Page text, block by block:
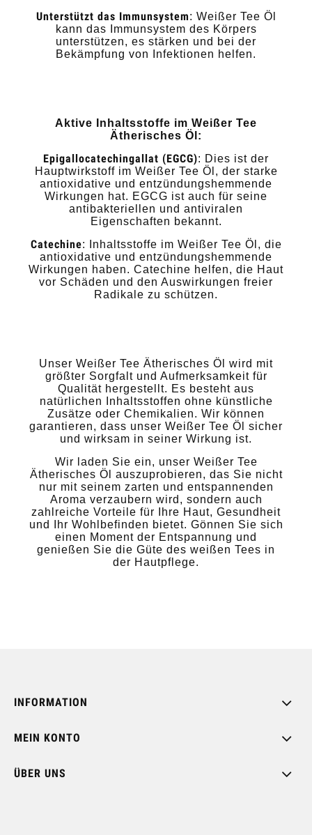
Unterstützt das Immunsystem: Weißer Tee Öl
kann das Immunsystem des Körpers
unterstützen, es stärken und bei der
Bekämpfung von Infektionen helfen.
Aktive Inhaltsstoffe im Weißer Tee
Ätherisches Öl:
Epigallocatechingallat (EGCG): Dies ist der
Hauptwirkstoff im Weißer Tee Öl, der starke
antioxidative und entzündungshemmende
Wirkungen hat. EGCG ist auch für seine
antibakteriellen und antiviralen
Eigenschaften bekannt.
Catechine: Inhaltsstoffe im Weißer Tee Öl, die
antioxidative und entzündungshemmende
Wirkungen haben. Catechine helfen, die Haut
vor Schäden und den Auswirkungen freier
Radikale zu schützen.
Unser Weißer Tee Ätherisches Öl wird mit
größter Sorgfalt und Aufmerksamkeit für
Qualität hergestellt. Es besteht aus
natürlichen Inhaltsstoffen ohne künstliche
Zusätze oder Chemikalien. Wir können
garantieren, dass unser Weißer Tee Öl sicher
und wirksam in seiner Wirkung ist.
Wir laden Sie ein, unser Weißer Tee
Ätherisches Öl auszuprobieren, das Sie nicht
nur mit seinem zarten und entspannenden
Aroma verzaubern wird, sondern auch
zahlreiche Vorteile für Ihre Haut, Gesundheit
und Ihr Wohlbefinden bietet. Gönnen Sie sich
einen Moment der Entspannung und
genießen Sie die Güte des weißen Tees in
der Hautpflege.
INFORMATION
MEIN KONTO
ÜBER UNS